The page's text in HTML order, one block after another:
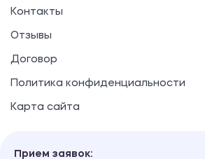
Контакты
Отзывы
Договор
Политика конфиденциальности
Карта сайта
Прием заявок: